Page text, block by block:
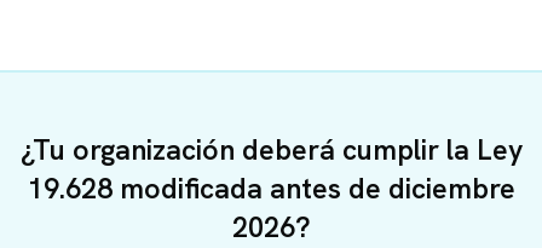
¿Tu organización deberá cumplir la Ley
19.628 modificada antes de diciembre
2026?